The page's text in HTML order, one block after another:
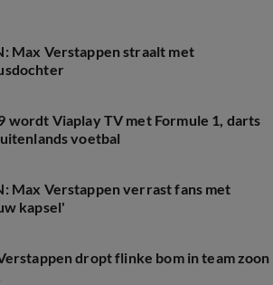
Max Verstappen straalt met
wordt Viaplay TV met Formule 1, darts
voetbal
Max Verstappen verrast fans met
kapsel'
dropt flinke bom in team zoon